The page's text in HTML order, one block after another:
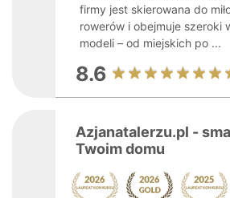
firmy jest skierowana do
rowerów i obejmuje szeroki
modeli – od miejskich po ...
8.6
Azjanatalerzu.pl -
Twoim domu